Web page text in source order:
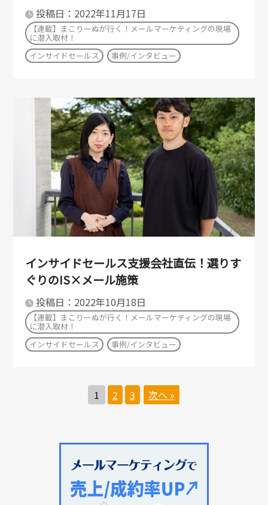
投稿日：2022年11月17日
【連載】まこりーぬが行く！メールマーケティングの現場
に潜入取材！
インサイドセールス
事例/インタビュー
インサイドセールス支援会社直伝！選りす
ぐりのIS×メール施策
投稿日：2022年10月18日
【連載】まこりーぬが行く！メールマーケティングの現場
に潜入取材！
インサイドセールス
事例/インタビュー
1 2 3 次へ »